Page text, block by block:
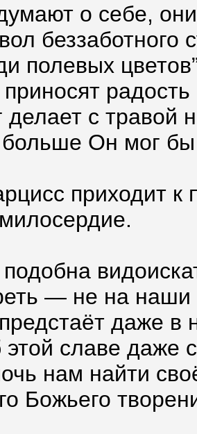
о себе,
беззаботного
полевых
приносят
делает с травой
больше Он мог
приходит к
подобна
— не на
даже
этой славе
нам найти
Божьего